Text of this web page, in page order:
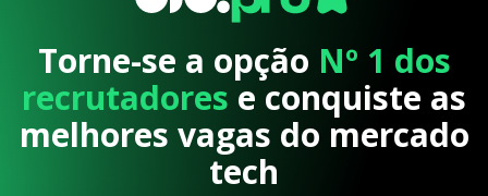
Torne-se a opção Nº 1 dos
recrutadores e conquiste as
melhores vagas do mercado
tech